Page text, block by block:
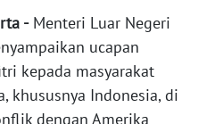
-Menteri Luar Negeri
ucapan
kepada masyarakat
khususnya Indonesia, di
dengan Amerika